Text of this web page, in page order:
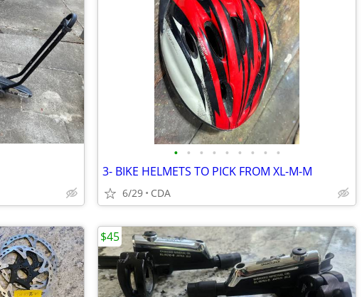
• • • • • • • • •
3- BIKE HELMETS TO PICK FROM XL-M-M
6/29 CDA
$45